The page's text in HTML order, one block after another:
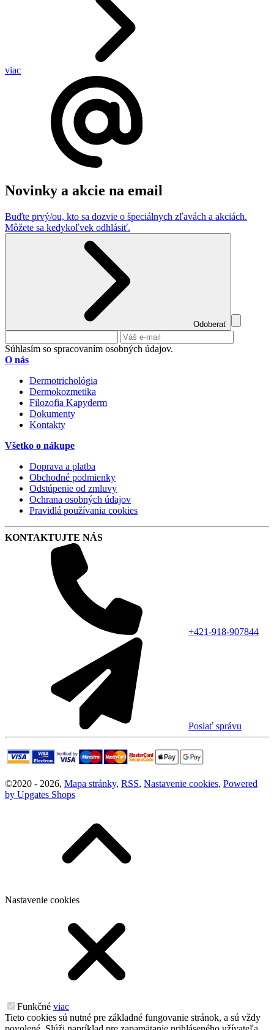
viac
Novinky a akcie na email
Buďte prvý/ou, kto sa dozvie o špeciálnych zľavách a akciách.
Môžete sa kedykoľvek odhlásiť.
Odoberať
Súhlasím so spracovaním osobných údajov.
O nás
Dermotrichológia
Dermokozmetika
Filozofia Kapyderm
Dokumenty
Kontakty
Všetko o nákupe
Doprava a platba
Obchodné podmienky
Odstúpenie od zmluvy
Ochrana osobných údajov
Pravidlá používania cookies
KONTAKTUJTE NÁS
+421-918-907844
Poslať správu
©2020 - 2026, Mapa stránky, RSS, Nastavenie cookies, Powered
by Upgates Shops
Nastavenie cookies
Funkčné viac
Tieto cookies sú nutné pre základné fungovanie stránok, a sú vždy